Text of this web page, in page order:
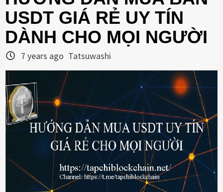
USDT GIÁ RẺ UY TÍN
DÀNH CHO MỌI NGƯỜI
7 years ago Tatsuwashi